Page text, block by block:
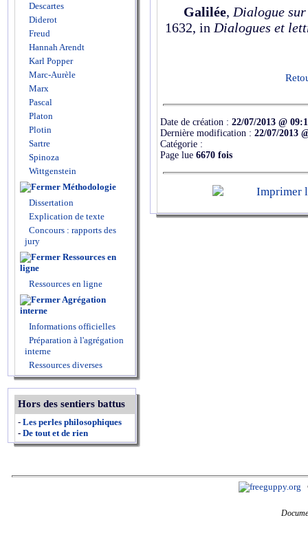
Descartes
Diderot
Freud
Hannah Arendt
Karl Popper
Marc-Aurèle
Marx
Pascal
Platon
Plotin
Sartre
Spinoza
Wittgenstein
Méthodologie
Dissertation
Explication de texte
Concours : rapports des
jury
Ressources en
ligne
Ressources en ligne
Agrégation
interne
Informations officielles
Préparation à l'agrégation
interne
Ressources diverses
Hors des sentiers battus
- Les perles philosophiques
- De tout et de rien
Galilée, Dialogue sur
1632, in Dialogues et
Date de création : 22/07/2013 @
Dernière modification : 22/07/2013
Catégorie :
Page lue 6670 fois